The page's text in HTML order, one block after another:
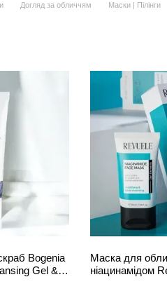
Догляд за обличчям Маски | Пілінги
Bogenia
Gel &
Маска для
ніацинамідом